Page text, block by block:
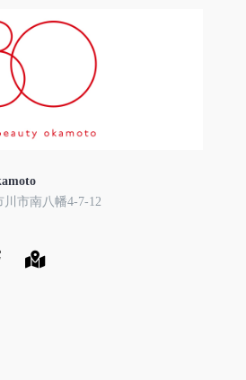
川市南八幡4-7-12